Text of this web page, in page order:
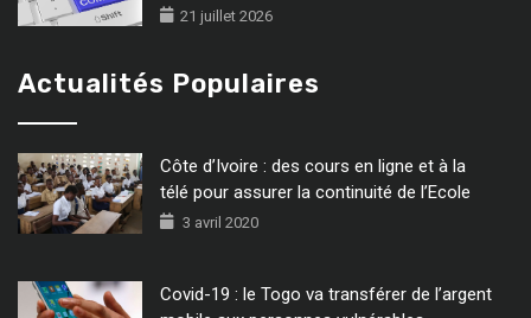
21 juillet 2026
Actualités Populaires
Côte d’Ivoire : des cours en ligne et à la
télé pour assurer la continuité de l’Ecole
3 avril 2020
Covid-19 : le Togo va transférer de l’argent